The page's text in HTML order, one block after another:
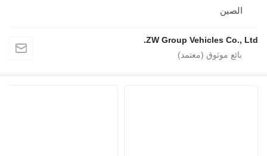
ZW Group Vehicles